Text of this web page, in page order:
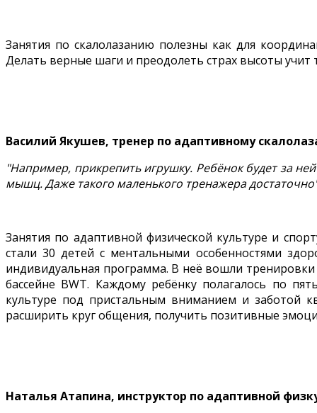
Занятия по скалолазанию полезны как для
Делать верные шаги и преодолеть страх высоты
Василий Якушев, тренер по адаптивному
"Например, прикрепить игрушку. Ребёнок будет за
мышц. Даже такого маленького тренажера
Занятия по адаптивной физической культуре и
стали 30 детей с ментальными особенностями
индивидуальная программа. В неё вошли
бассейне BWT. Каждому ребёнку полагалось по
культуре под пристальным вниманием и заботой
расширить круг общения, получить позитивные
Наталья Атапина, инструктор по адаптивной